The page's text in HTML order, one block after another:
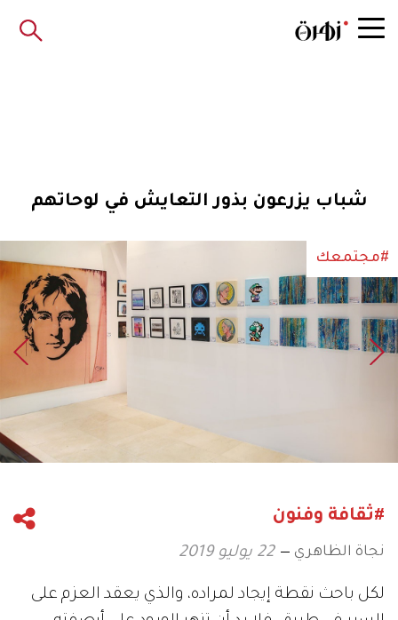
شباب يزرعون بذور التعايش في لوحاتهم
#مجتمعك
#ثقافة وفنون
نجاة الظاهري 22 يوليو 2019
لكل باحث نقطة إيجاد لمراده، والذي يعقد العزم على